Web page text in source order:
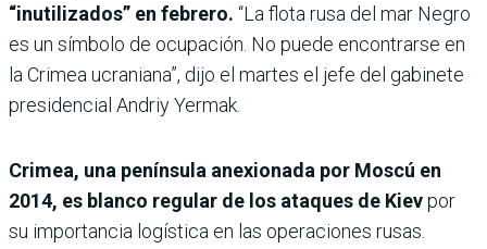
“inutilizados” en febrero. “La flota rusa del mar Negro
es un símbolo de ocupación. No puede encontrarse en
la Crimea ucraniana”, dijo el martes el jefe del gabinete
presidencial Andriy Yermak.
Crimea, una península anexionada por Moscú en
2014, es blanco regular de los ataques de Kievpor
su importancia logística en las operaciones rusas.